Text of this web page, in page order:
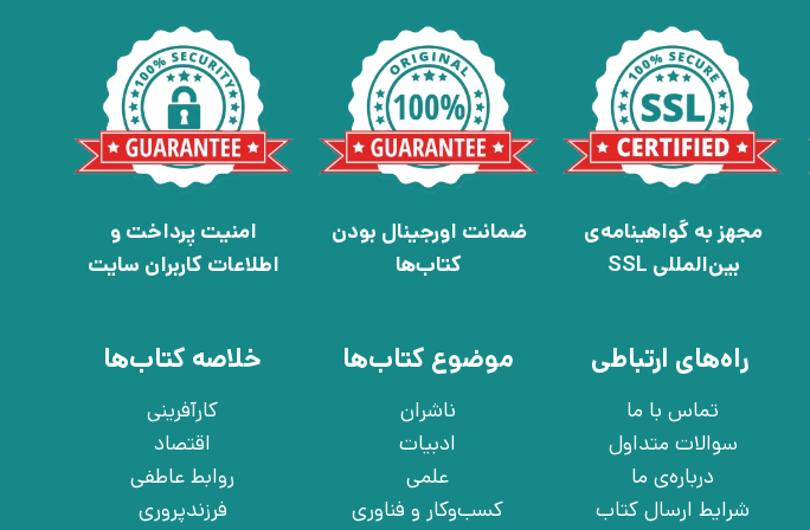
مجهز به گواهینامه‌ی
بین‌المللی SSL
ضمانت اورجینال بودن
کتاب‌ها
امنیت پرداخت و
اطلاعات کاربران سایت
راه‌های ارتباطی
تماس با ما
سوالات متداول
درباره‌ی ما
شرایط ارسال کتاب
موضوع کتاب‌ها
ناشران
ادبیات
علمی
کسب‌وکار و فناوری
خلاصه کتاب‌ها
کارآفرینی
اقتصاد
روابط عاطفی
فرزندپروری